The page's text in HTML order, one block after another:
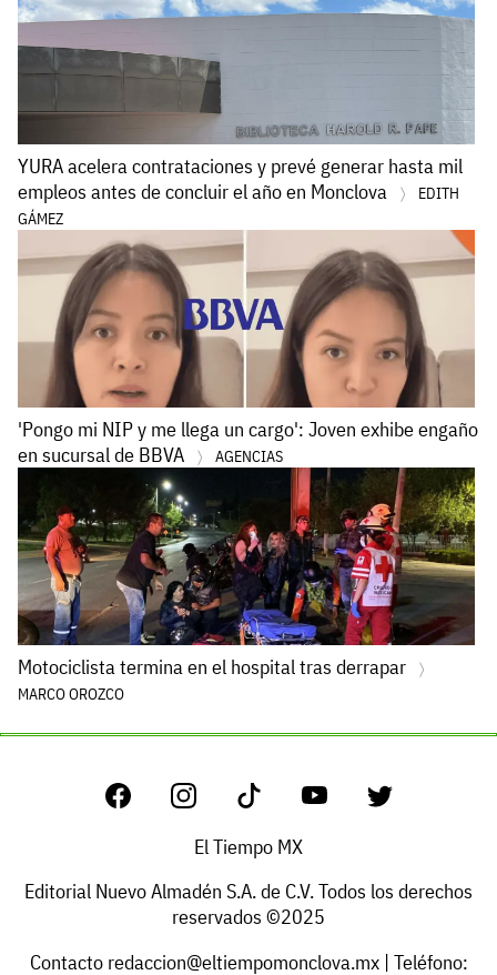
YURA acelera contrataciones y prevé generar hasta mil
empleos antes de concluir el año en Monclova
EDITH
GÁMEZ
'Pongo mi NIP y me llega un cargo': Joven exhibe engaño
en sucursal de BBVA
AGENCIAS
Motociclista termina en el hospital tras derrapar
MARCO OROZCO
El Tiempo MX
Editorial Nuevo Almadén S.A. de C.V. Todos los derechos
reservados ©2025
Contacto redaccion@eltiempomonclova.mx| Teléfono: